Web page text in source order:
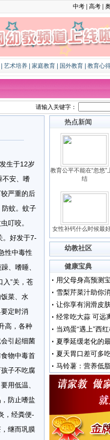
中考 高考
艺术培养 家庭教育 国外教育 教育心
请输入关键字：
生于12岁
不安、嗜
严重的后
蚊。蚊子
叮咬。
好发于7-
性中毒性
、嗜睡、
入”关，苍
菜、水
定时消
高，各种
引起细菌
物中毒首
子不吃腐
用低温、
防止嗜盐
经粪便-
继而巩膜
热点新闻
教育公平不能在“忽悠”
结
女性补钙什么时候最
幼教社区
健康宝典
雪梨芹菜汁助你
让你享有润滑皮
经常吃大蒜 可远
夏季延缓老化的
夏天胃口差可多
马铃薯：营养低